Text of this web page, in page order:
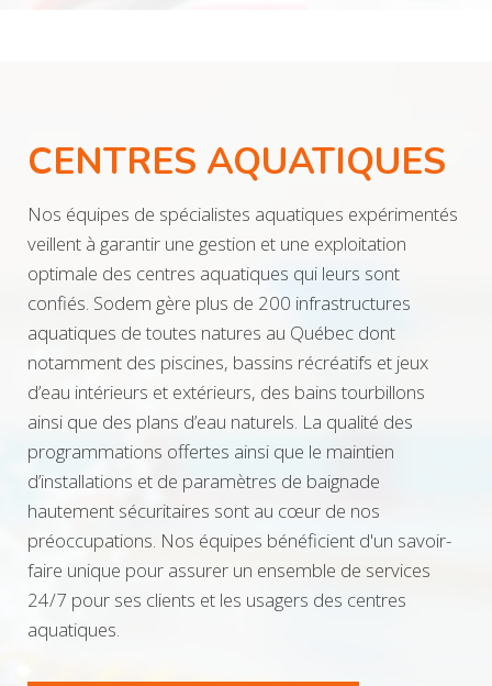
CENTRES AQUATIQUES
Nos équipes de spécialistes aquatiques expérimentés
veillent à garantir une gestion et une exploitation
optimale des centres aquatiques qui leurs sont
confiés. Sodem gère plus de 200 infrastructures
aquatiques de toutes natures au Québec dont
notamment des piscines, bassins récréatifs et jeux
d’eau intérieurs et extérieurs, des bains tourbillons
ainsi que des plans d’eau naturels. La qualité des
programmations offertes ainsi que le maintien
d’installations et de paramètres de baignade
hautement sécuritaires sont au cœur de nos
préoccupations. Nos équipes bénéficient d'un savoir-
faire unique pour assurer un ensemble de services
24/7 pour ses clients et les usagers des centres
aquatiques.